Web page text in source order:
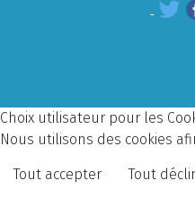
Choix utilisateur pour les
Nous utilisons des cookies
Tout accepter Tout